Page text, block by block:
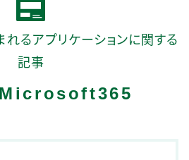
るアプリケーションに関する
記事